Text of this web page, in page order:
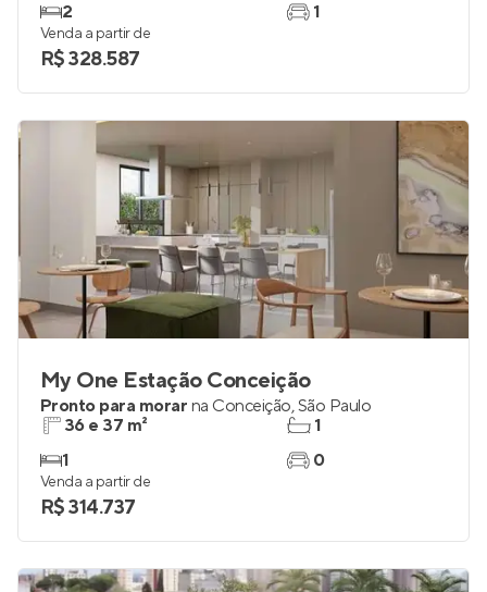
2
1
Venda a partir de
R$ 328.587
My One Estação Conceição
Pronto para morar na Conceição,São Paulo
36 e 37 m²
1
1
0
Venda a partir de
R$ 314.737